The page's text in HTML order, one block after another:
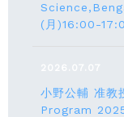
(月)16:00-
2026.07.07
小野公輔 准
Program